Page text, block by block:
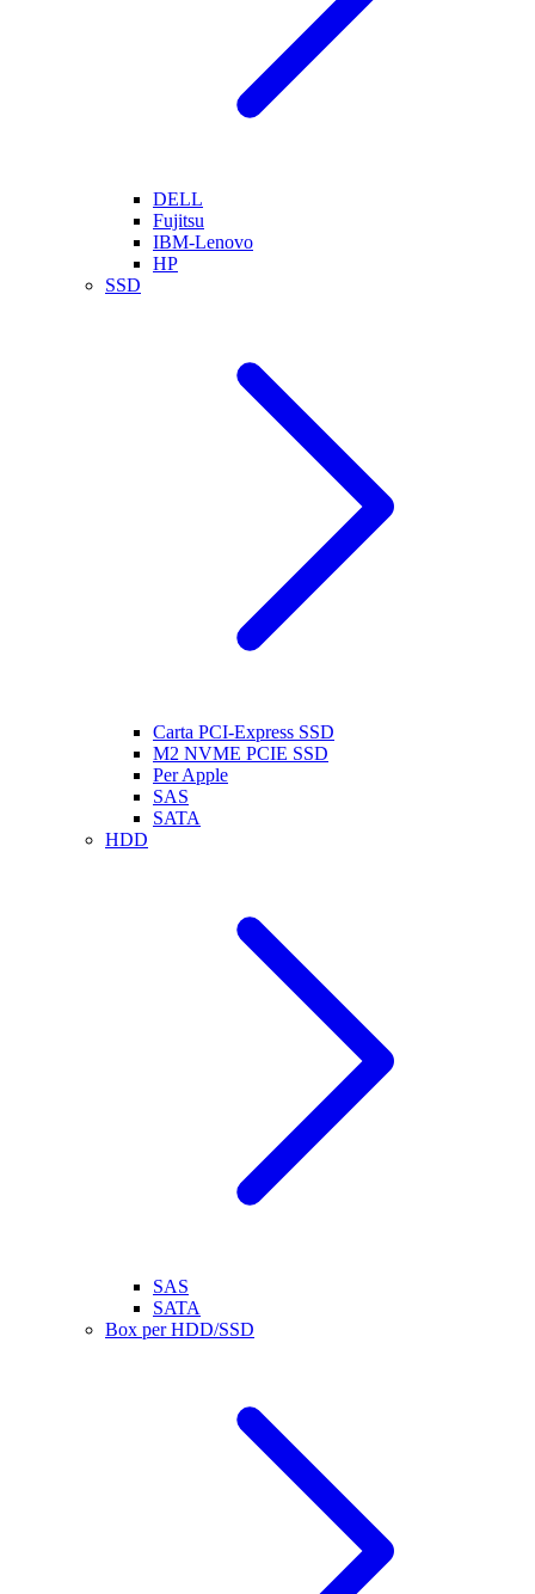
DELL
Fujitsu
IBM-Lenovo
HP
SSD
Carta PCI-Express SSD
M2 NVME PCIE SSD
Per Apple
SAS
SATA
HDD
SAS
SATA
Box per HDD/SSD